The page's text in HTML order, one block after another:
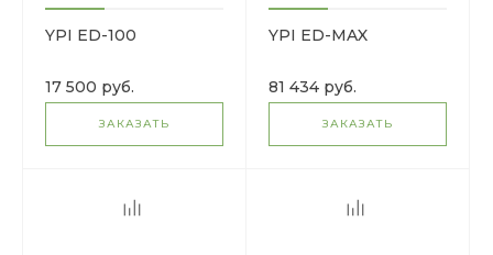
YPI ED-100
17 500 руб.
ЗАКАЗАТЬ
YPI ED-MAX
81 434 руб.
ЗАКАЗАТЬ